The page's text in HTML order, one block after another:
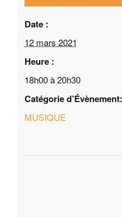
Date :
12 mars 2021
Heure :
18h00 à 20h30
Catégorie d’Évènement:
MUSIQUE